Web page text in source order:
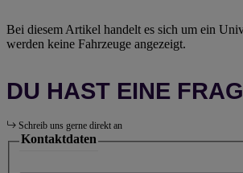
Bei diesem Artikel handelt es sich um ein
werden keine Fahrzeuge angezeigt.
DU HAST EINE
Schreib uns gerne direkt an
Kontaktdaten